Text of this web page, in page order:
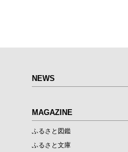
NEWS
MAGAZINE
ふるさと図鑑
ふるさと文庫